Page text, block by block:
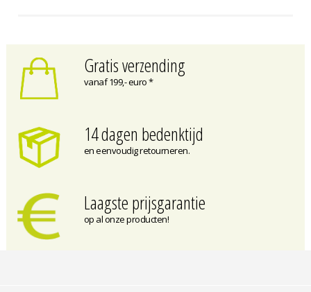
Gratis verzending
vanaf 199,- euro *
14 dagen bedenktijd
en eenvoudig retourneren.
Laagste prijsgarantie
op al onze producten!